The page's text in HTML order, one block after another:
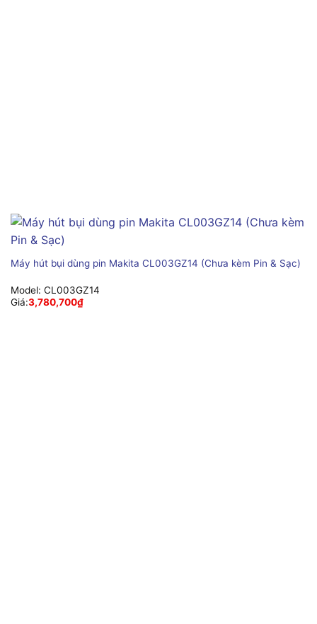
Máy hút bụi dùng pin Makita CL003GZ14 (Chưa kèm Pin & Sạc)
Model: CL003GZ14
Giá:3,780,700₫